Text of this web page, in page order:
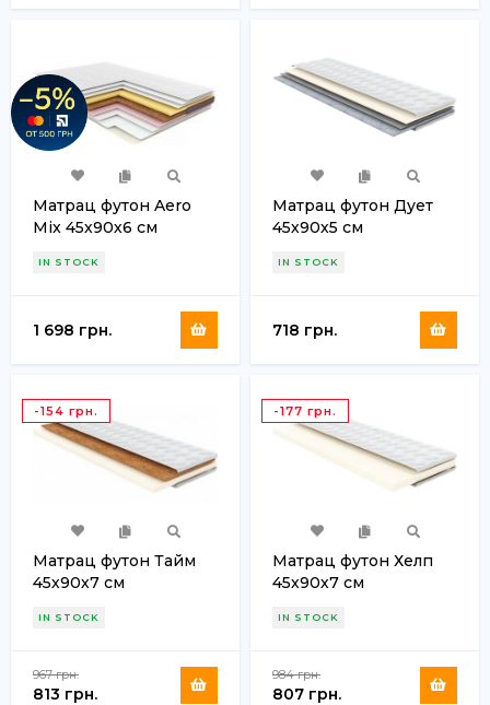
Матрац футон Aero
Mix 45х90х6 см
IN STOCK
1 698 грн.
Матрац футон Дует
45х90х5 см
IN STOCK
718 грн.
-154 грн.
Матрац футон Тайм
45х90х7 см
IN STOCK
967 грн.
813 грн.
-177 грн.
Матрац футон Хелп
45х90х7 см
IN STOCK
984 грн.
807 грн.